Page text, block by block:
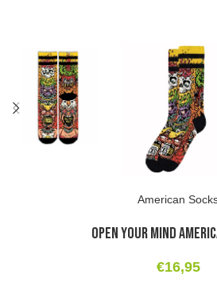
American
Open Your Mind
€16,95